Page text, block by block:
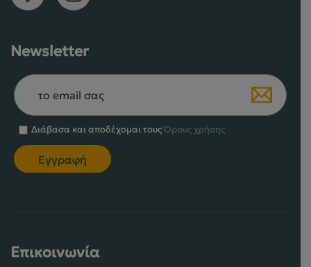
Newsletter
Διάβασα και αποδέχομαι τουςΌρους χρήσης
Επικοινωνία